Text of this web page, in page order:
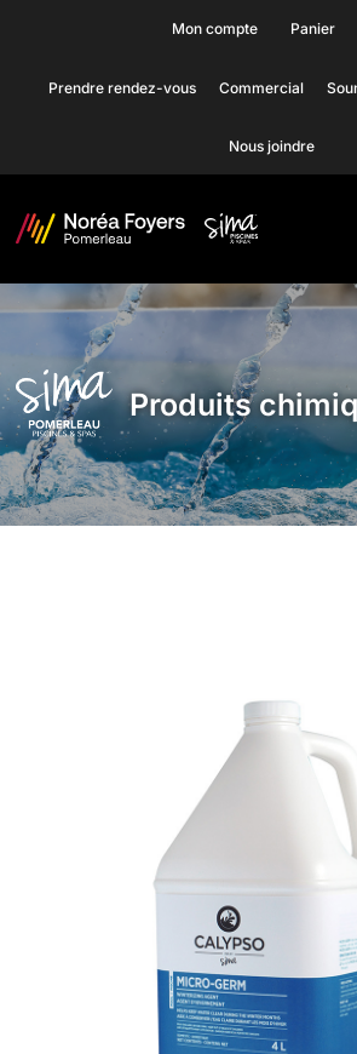
content
Mon compte Panier
Prendre rendez-vous Commercial
Nous joindre
Produits